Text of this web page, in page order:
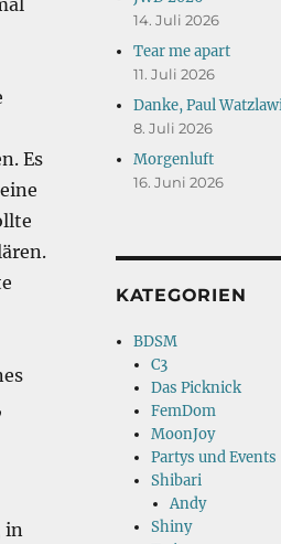
Es
in
14. Juli 2026
Tear me apart
11. Juli 2026
Danke, Paul
8. Juli 2026
Morgenluft
16. Juni 2026
KATEGORIEN
BDSM
C3
Das Picknick
FemDom
MoonJoy
Partys und Events
Shibari
Andy
Shiny